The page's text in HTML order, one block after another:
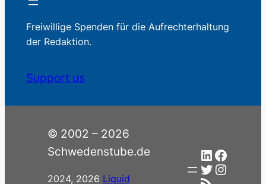
Freiwillige Spenden für die Aufrechterhaltung
der Redaktion.
Support us
© 2002 – 2026
Schwedenstube.de
2024, 2026 Liquid
LinkedIn
Twitter